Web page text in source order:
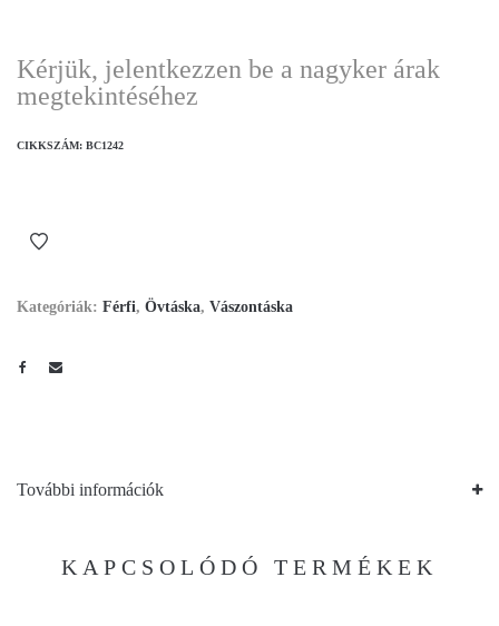
Kérjük, jelentkezzen be a nagyker árak
megtekintéséhez
CIKKSZÁM: BC1242
Kategóriák: Férfi, Övtáska, Vászontáska
További információk
KAPCSOLÓDÓ TERMÉKEK